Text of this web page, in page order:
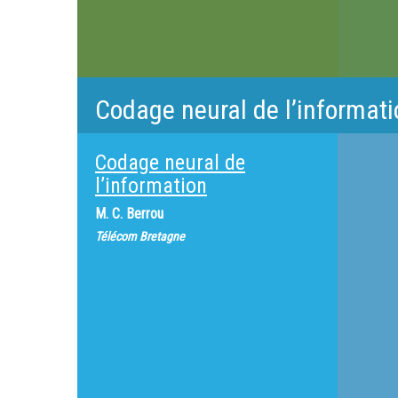
Codage neural de
Codage neural de
l’information
M. C. Berrou
Télécom Bretagne